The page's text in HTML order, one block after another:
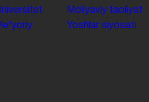
Moliyaviy faoliyat
Yoshlar siyosati